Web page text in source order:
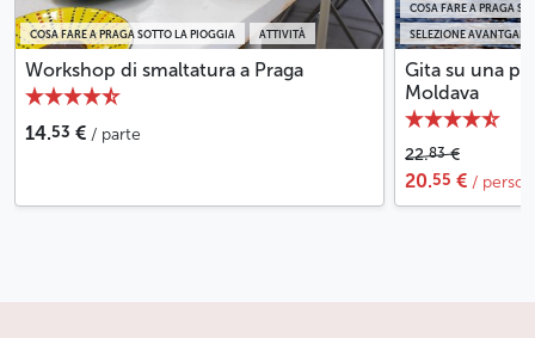
COSA FARE A PRAGA SOTTO LA PIOGGIA ATTIVITÀ
Workshop di smaltatura a Praga
14.53 € / parte
SELEZIONE
COSA FARE A PRAGA
Gita su una
Moldava
22.83€
20.55 € /